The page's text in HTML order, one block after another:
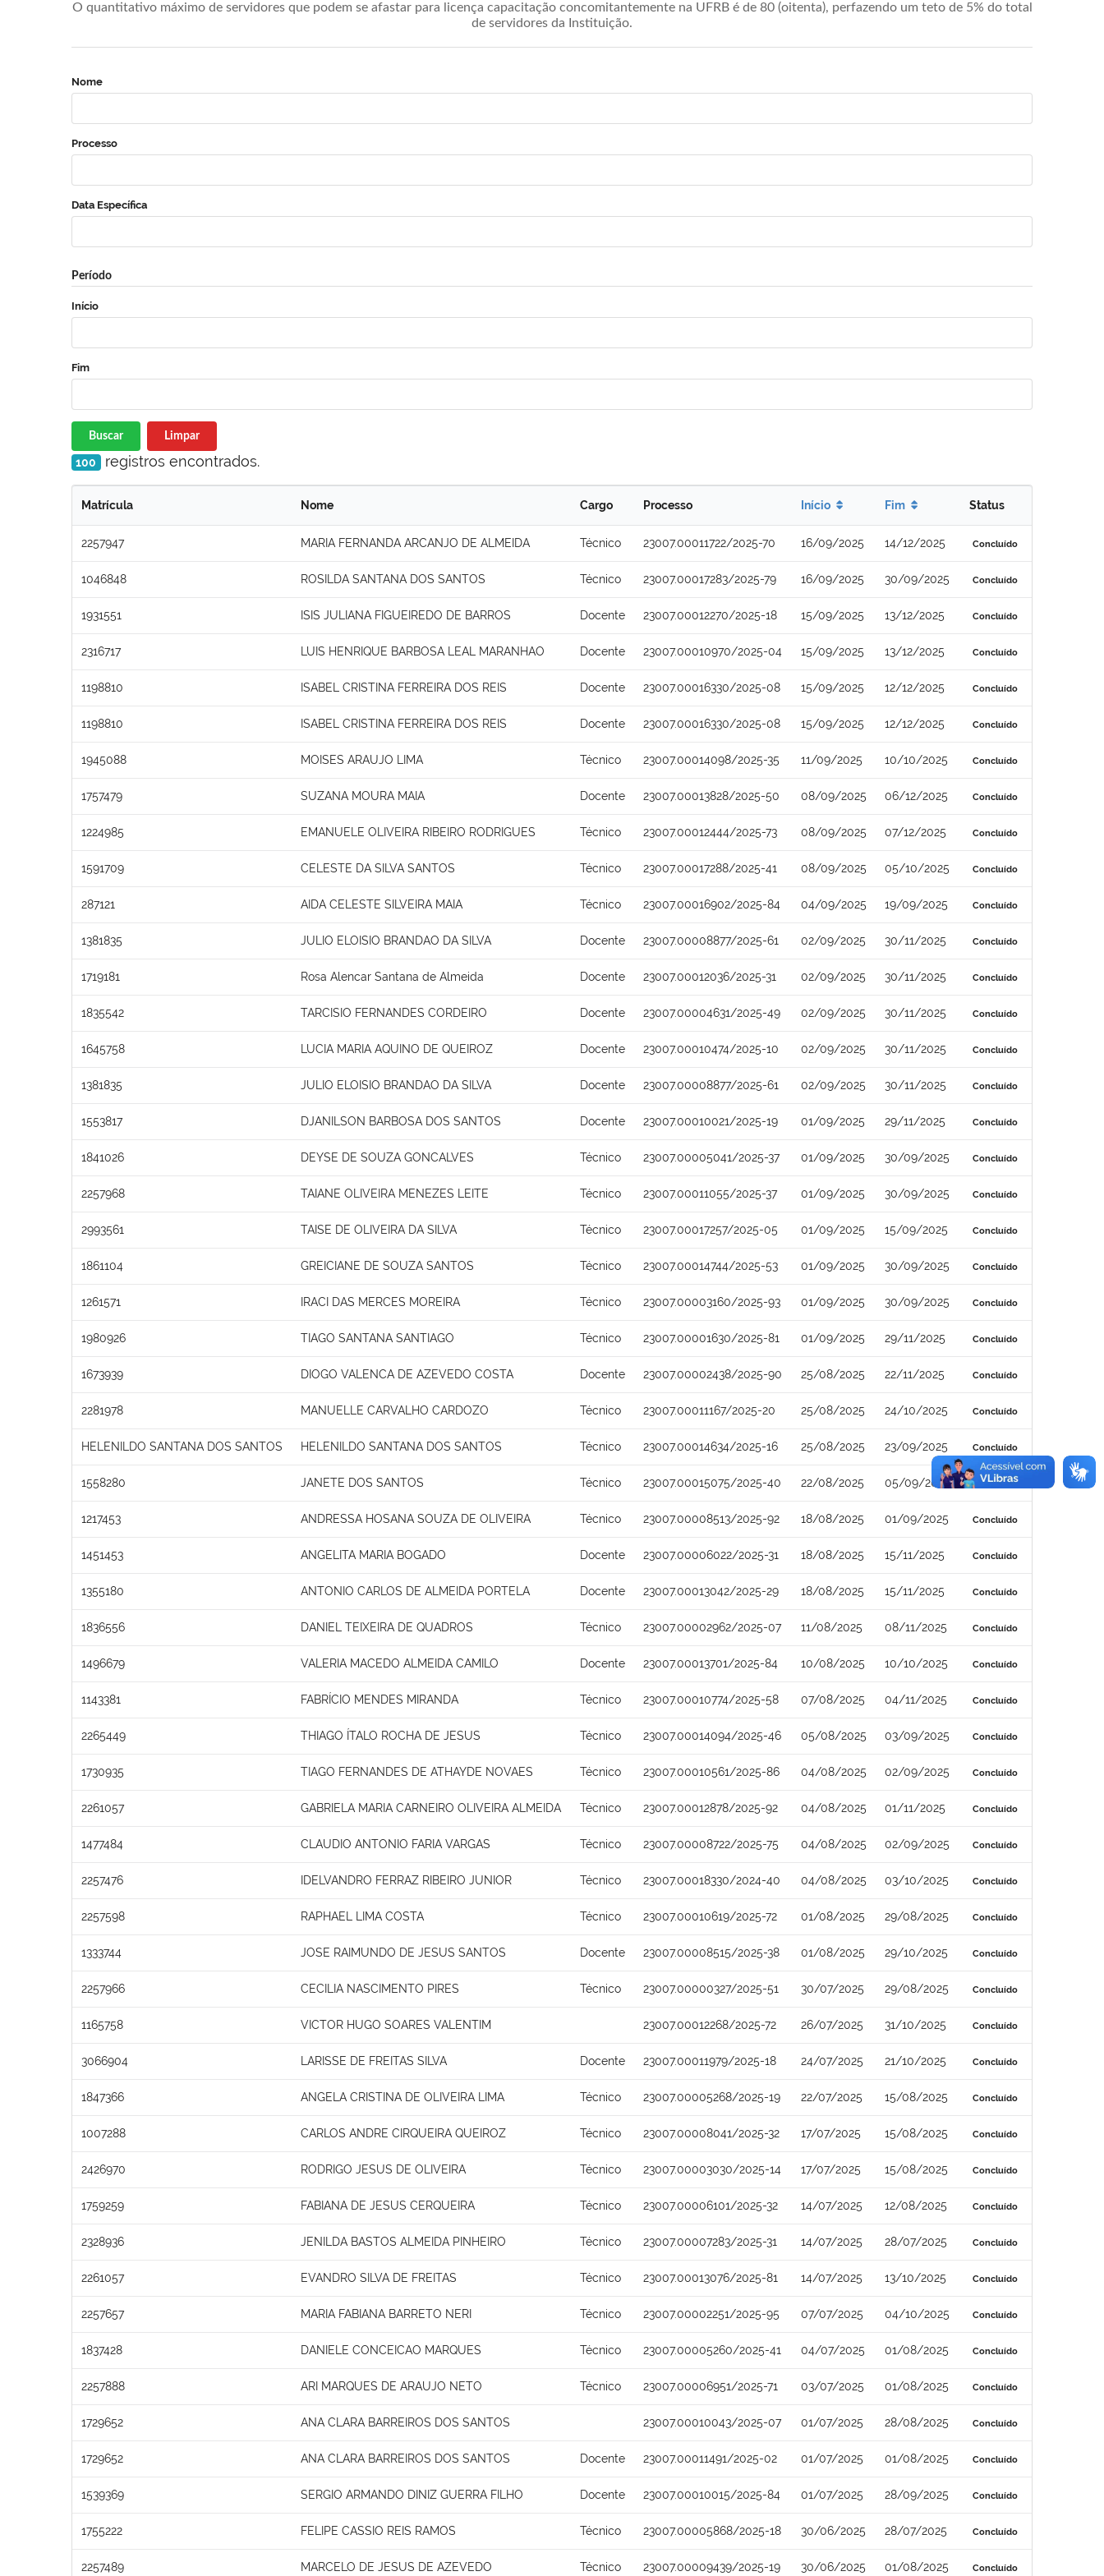
O quantitativo máximo de servidores que podem se afastar para licença capacitação concomitantemente na UFRB é de 80 (oitenta), perfazendo um teto de 5% do total
de servidores da Instituição.
Nome
Processo
Data Específica
Período
Início
Fim
Buscar Limpar
100 registros encontrados.
Matrícula Nome Cargo Processo Início Fim Status
2257947 MARIA FERNANDA ARCANJO DE ALMEIDA Técnico 23007.00011722/2025-70 16/09/2025 14/12/2025 Concluído
1046848 ROSILDA SANTANA DOS SANTOS Técnico 23007.00017283/2025-79 16/09/2025 30/09/2025 Concluído
1931551 ISIS JULIANA FIGUEIREDO DE BARROS Docente 23007.00012270/2025-18 15/09/2025 13/12/2025 Concluído
2316717 LUIS HENRIQUE BARBOSA LEAL MARANHAO Docente 23007.00010970/2025-04 15/09/2025 13/12/2025 Concluído
1198810 ISABEL CRISTINA FERREIRA DOS REIS Docente 23007.00016330/2025-08 15/09/2025 12/12/2025 Concluído
1198810 ISABEL CRISTINA FERREIRA DOS REIS Docente 23007.00016330/2025-08 15/09/2025 12/12/2025 Concluído
1945088 MOISES ARAUJO LIMA Técnico 23007.00014098/2025-35 11/09/2025 10/10/2025 Concluído
1757479 SUZANA MOURA MAIA Docente 23007.00013828/2025-50 08/09/2025 06/12/2025 Concluído
1224985 EMANUELE OLIVEIRA RIBEIRO RODRIGUES Técnico 23007.00012444/2025-73 08/09/2025 07/12/2025 Concluído
1591709 CELESTE DA SILVA SANTOS Técnico 23007.00017288/2025-41 08/09/2025 05/10/2025 Concluído
287121 AIDA CELESTE SILVEIRA MAIA Técnico 23007.00016902/2025-84 04/09/2025 19/09/2025 Concluído
1381835 JULIO ELOISIO BRANDAO DA SILVA Docente 23007.00008877/2025-61 02/09/2025 30/11/2025 Concluído
1719181 Rosa Alencar Santana de Almeida Docente 23007.00012036/2025-31 02/09/2025 30/11/2025 Concluído
1835542 TARCISIO FERNANDES CORDEIRO Docente 23007.00004631/2025-49 02/09/2025 30/11/2025 Concluído
1645758 LUCIA MARIA AQUINO DE QUEIROZ Docente 23007.00010474/2025-10 02/09/2025 30/11/2025 Concluído
1381835 JULIO ELOISIO BRANDAO DA SILVA Docente 23007.00008877/2025-61 02/09/2025 30/11/2025 Concluído
1553817 DJANILSON BARBOSA DOS SANTOS Docente 23007.00010021/2025-19 01/09/2025 29/11/2025 Concluído
1841026 DEYSE DE SOUZA GONCALVES Técnico 23007.00005041/2025-37 01/09/2025 30/09/2025 Concluído
2257968 TAIANE OLIVEIRA MENEZES LEITE Técnico 23007.00011055/2025-37 01/09/2025 30/09/2025 Concluído
2993561 TAISE DE OLIVEIRA DA SILVA Técnico 23007.00017257/2025-05 01/09/2025 15/09/2025 Concluído
1861104 GREICIANE DE SOUZA SANTOS Técnico 23007.00014744/2025-53 01/09/2025 30/09/2025 Concluído
1261571 IRACI DAS MERCES MOREIRA Técnico 23007.00003160/2025-93 01/09/2025 30/09/2025 Concluído
1980926 TIAGO SANTANA SANTIAGO Técnico 23007.00001630/2025-81 01/09/2025 29/11/2025 Concluído
1673939 DIOGO VALENCA DE AZEVEDO COSTA Docente 23007.00002438/2025-90 25/08/2025 22/11/2025 Concluído
2281978 MANUELLE CARVALHO CARDOZO Técnico 23007.00011167/2025-20 25/08/2025 24/10/2025 Concluído
HELENILDO SANTANA DOS SANTOS HELENILDO SANTANA DOS SANTOS Técnico 23007.00014634/2025-16 25/08/2025 23/09/2025 Concluído
1558280 JANETE DOS SANTOS Técnico 23007.00015075/2025-40 22/08/2025 05/09/2025 Concluído
1217453 ANDRESSA HOSANA SOUZA DE OLIVEIRA Técnico 23007.00008513/2025-92 18/08/2025 01/09/2025 Concluído
1451453 ANGELITA MARIA BOGADO Docente 23007.00006022/2025-31 18/08/2025 15/11/2025 Concluído
1355180 ANTONIO CARLOS DE ALMEIDA PORTELA Docente 23007.00013042/2025-29 18/08/2025 15/11/2025 Concluído
1836556 DANIEL TEIXEIRA DE QUADROS Técnico 23007.00002962/2025-07 11/08/2025 08/11/2025 Concluído
1496679 VALERIA MACEDO ALMEIDA CAMILO Docente 23007.00013701/2025-84 10/08/2025 10/10/2025 Concluído
1143381 FABRÍCIO MENDES MIRANDA Técnico 23007.00010774/2025-58 07/08/2025 04/11/2025 Concluído
2265449 THIAGO ÍTALO ROCHA DE JESUS Técnico 23007.00014094/2025-46 05/08/2025 03/09/2025 Concluído
1730935 TIAGO FERNANDES DE ATHAYDE NOVAES Técnico 23007.00010561/2025-86 04/08/2025 02/09/2025 Concluído
2261057 GABRIELA MARIA CARNEIRO OLIVEIRA ALMEIDA Técnico 23007.00012878/2025-92 04/08/2025 01/11/2025 Concluído
1477484 CLAUDIO ANTONIO FARIA VARGAS Técnico 23007.00008722/2025-75 04/08/2025 02/09/2025 Concluído
2257476 IDELVANDRO FERRAZ RIBEIRO JUNIOR Técnico 23007.00018330/2024-40 04/08/2025 03/10/2025 Concluído
2257598 RAPHAEL LIMA COSTA Técnico 23007.00010619/2025-72 01/08/2025 29/08/2025 Concluído
1333744 JOSE RAIMUNDO DE JESUS SANTOS Docente 23007.00008515/2025-38 01/08/2025 29/10/2025 Concluído
2257966 CECILIA NASCIMENTO PIRES Técnico 23007.00000327/2025-51 30/07/2025 29/08/2025 Concluído
1165758 VICTOR HUGO SOARES VALENTIM 23007.00012268/2025-72 26/07/2025 31/10/2025 Concluído
3066904 LARISSE DE FREITAS SILVA Docente 23007.00011979/2025-18 24/07/2025 21/10/2025 Concluído
1847366 ANGELA CRISTINA DE OLIVEIRA LIMA Técnico 23007.00005268/2025-19 22/07/2025 15/08/2025 Concluído
1007288 CARLOS ANDRE CIRQUEIRA QUEIROZ Técnico 23007.00008041/2025-32 17/07/2025 15/08/2025 Concluído
2426970 RODRIGO JESUS DE OLIVEIRA Técnico 23007.00003030/2025-14 17/07/2025 15/08/2025 Concluído
1759259 FABIANA DE JESUS CERQUEIRA Técnico 23007.00006101/2025-32 14/07/2025 12/08/2025 Concluído
2328936 JENILDA BASTOS ALMEIDA PINHEIRO Técnico 23007.00007283/2025-31 14/07/2025 28/07/2025 Concluído
2261057 EVANDRO SILVA DE FREITAS Técnico 23007.00013076/2025-81 14/07/2025 13/10/2025 Concluído
2257657 MARIA FABIANA BARRETO NERI Técnico 23007.00002251/2025-95 07/07/2025 04/10/2025 Concluído
1837428 DANIELE CONCEICAO MARQUES Técnico 23007.00005260/2025-41 04/07/2025 01/08/2025 Concluído
2257888 ARI MARQUES DE ARAUJO NETO Técnico 23007.00006951/2025-71 03/07/2025 01/08/2025 Concluído
1729652 ANA CLARA BARREIROS DOS SANTOS 23007.00010043/2025-07 01/07/2025 28/08/2025 Concluído
1729652 ANA CLARA BARREIROS DOS SANTOS Docente 23007.00011491/2025-02 01/07/2025 01/08/2025 Concluído
1539369 SERGIO ARMANDO DINIZ GUERRA FILHO Docente 23007.00010015/2025-84 01/07/2025 28/09/2025 Concluído
1755222 FELIPE CASSIO REIS RAMOS Técnico 23007.00005868/2025-18 30/06/2025 28/07/2025 Concluído
2257489 MARCELO DE JESUS DE AZEVEDO Técnico 23007.00009439/2025-19 30/06/2025 01/08/2025 Concluído